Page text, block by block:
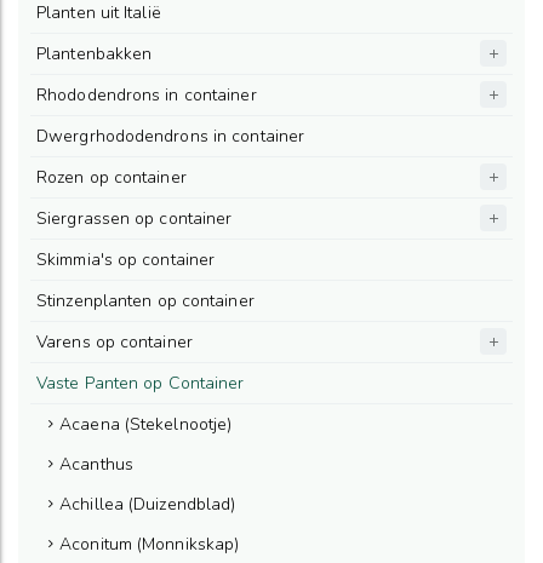
Planten uit Italië
Plantenbakken
Rhododendrons in container
Dwergrhododendrons in container
Rozen op container
Siergrassen op container
Skimmia's op container
Stinzenplanten op container
Varens op container
Vaste Panten op Container
Acaena (Stekelnootje)
Acanthus
Achillea (Duizendblad)
Aconitum (Monnikskap)